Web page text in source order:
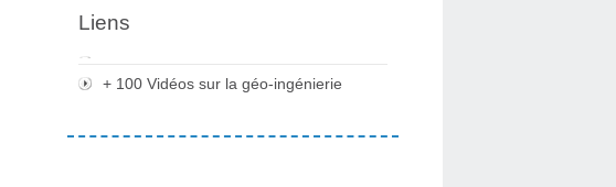
Liens
+ 100 Vidéos sur la géo-ingénierie